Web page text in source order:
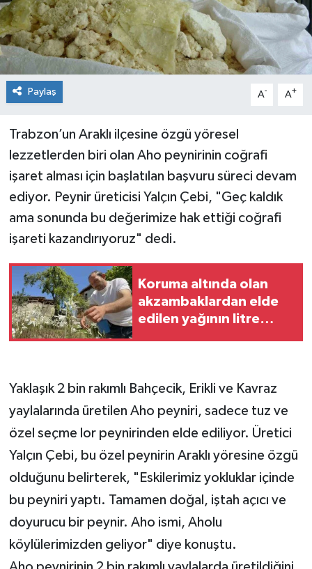
Paylaş A- A+
Trabzon’un Araklı ilçesine özgü yöresel
lezzetlerden biri olan Aho peynirinin coğrafi
işaret alması için başlatılan başvuru süreci devam
ediyor. Peynir üreticisi Yalçın Çebi, "Geç kaldık
ama sonunda bu değerimize hak ettiği coğrafi
işareti kazandırıyoruz" dedi.
Koruma altında olan
akzambaklardan elde
edilen yağının litre
Yaklaşık 2 bin rakımlı Bahçecik, Erikli ve Kavraz
yaylalarında üretilen Aho peyniri, sadece tuz ve
özel seçme lor peynirinden elde ediliyor. Üretici
Yalçın Çebi, bu özel peynirin Araklı yöresine özgü
olduğunu belirterek, "Eskilerimiz yokluklar içinde
bu peyniri yaptı. Tamamen doğal, iştah açıcı ve
doyurucu bir peynir. Aho ismi, Aholu
köylülerimizden geliyor" diye konuştu.
Spor
Teknoloji
Tokat Haberleri
Yaşam